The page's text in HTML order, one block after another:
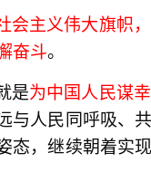
会主义伟大旗帜
奋斗。
是为中国人民谋
与人民同呼吸、
，继续朝着实